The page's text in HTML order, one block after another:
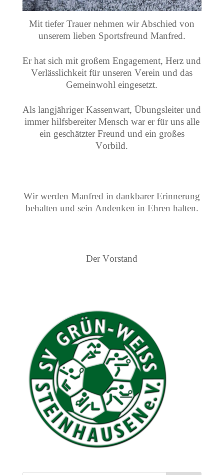
Mit tiefer Trauer nehmen wir Abschied von
unserem lieben Sportsfreund Manfred.
Er hat sich mit großem Engagement, Herz und
Verlässlichkeit für unseren Verein und das
Gemeinwohl eingesetzt.
Als langjähriger Kassenwart, Übungsleiter und
immer hilfsbereiter Mensch war er für uns alle
ein geschätzter Freund und ein großes
Vorbild.
Wir werden Manfred in dankbarer Erinnerung
behalten und sein Andenken in Ehren halten.
Der Vorstand